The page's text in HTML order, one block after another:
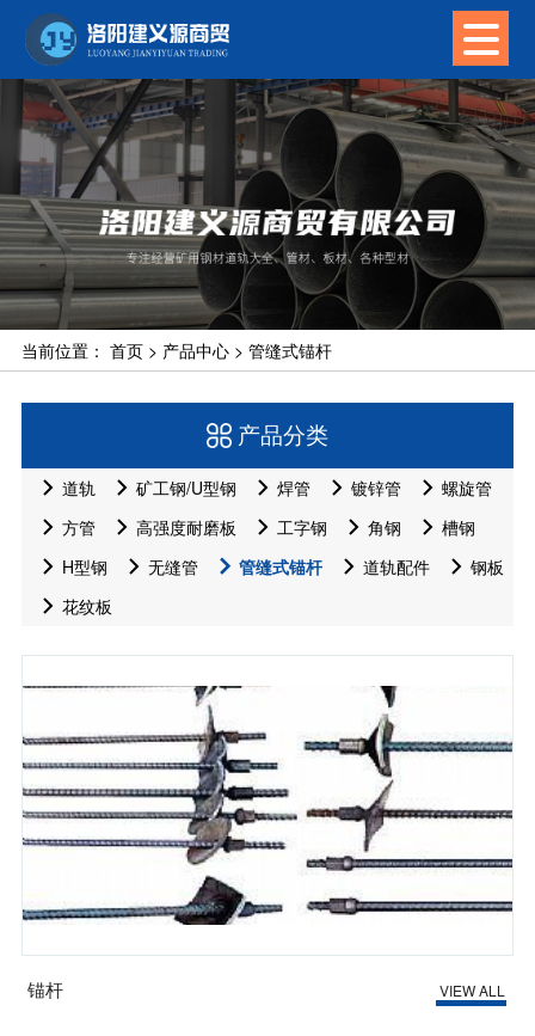
当前位置： 首页> 产品中心> 管缝式锚杆
产品分类
道轨 矿工钢/U型钢 焊管 镀锌管
螺旋管
方管
高强度耐磨板 工字钢 角钢
槽钢
H型钢
无缝管 管缝式锚杆 道轨配件
钢板
花纹板
锚杆 VIEW ALL